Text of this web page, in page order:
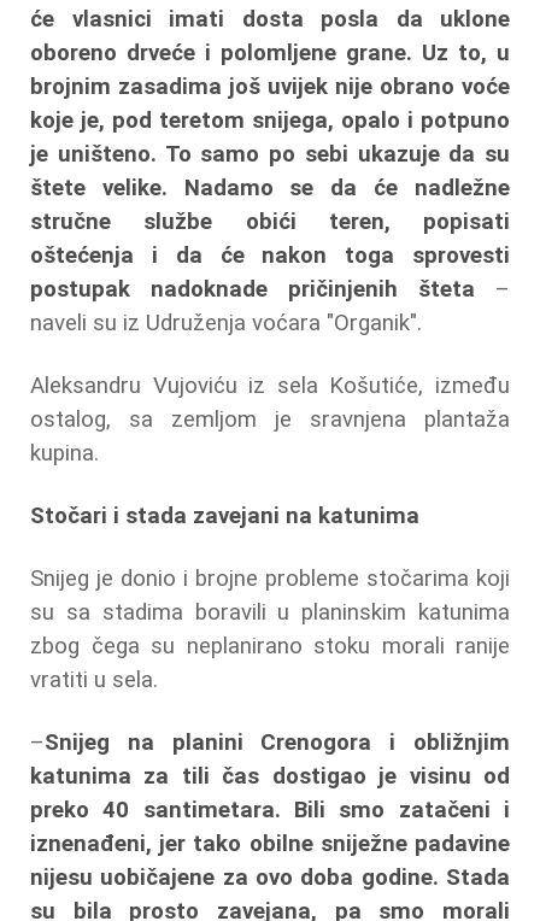
će vlasnici imati dosta posla da uklone
oboreno drveće i polomljene grane. Uz to, u
brojnim zasadima još uvijek nije obrano voće
koje je, pod teretom snijega, opalo i potpuno
je uništeno. To samo po sebi ukazuje da su
štete velike. Nadamo se da će nadležne
stručne službe obići teren, popisati
oštećenja i da će nakon toga sprovesti
postupak nadoknade pričinjenih šteta –
naveli su iz Udruženja voćara "Organik".
Aleksandru Vujoviću iz sela Košutiće, između
ostalog, sa zemljom je sravnjena plantaža
kupina.
Stočari i stada zavejani na katunima
Snijeg je donio i brojne probleme stočarima koji
su sa stadima boravili u planinskim katunima
zbog čega su neplanirano stoku morali ranije
vratiti u sela.
–Snijeg na planini Crenogora i obližnjim
katunima za tili čas dostigao je visinu od
preko 40 santimetara. Bili smo zatačeni i
iznenađeni, jer tako obilne sniježne padavine
nijesu uobičajene za ovo doba godine. Stada
su bila prosto zavejana, pa smo morali